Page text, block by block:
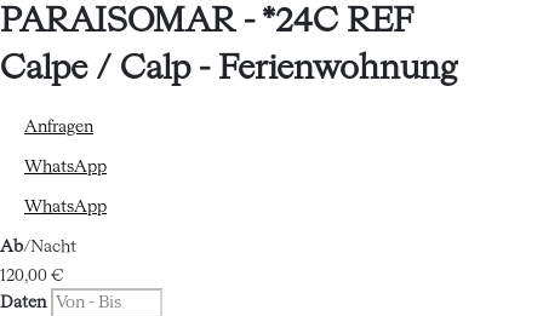
PARAISOMAR - *24C REF
Calpe / Calp - Ferienwohnung
Anfragen
WhatsApp
WhatsApp
Ab/Nacht
120,00 €
Daten